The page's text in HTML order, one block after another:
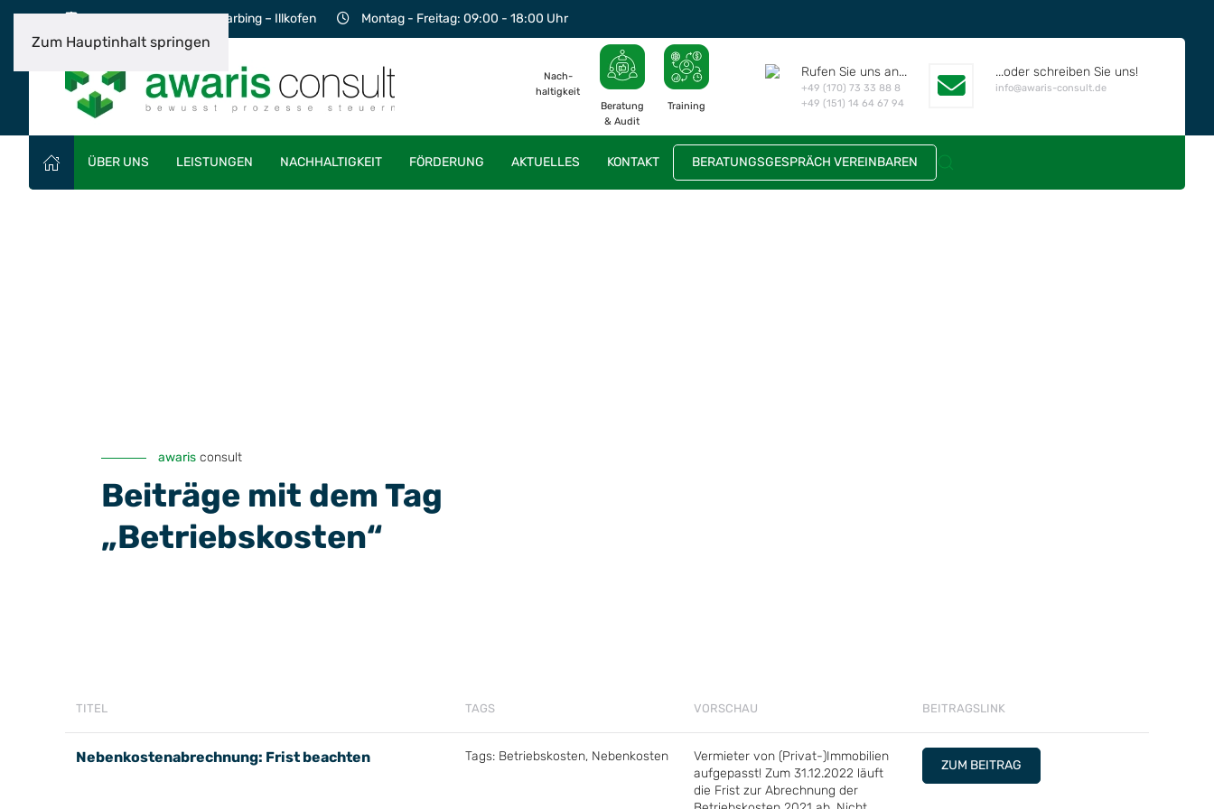
Zum Hauptinhalt springen
Lerchenweg 5, 93092 Barbing – Illkofen Montag - Freitag: 09:00 - 18:00 Uhr
Nach-
haltigkeit
Beratung
& Audit
Training
Rufen Sie uns an...
+49 (170) 73 33 88 8
+49 (151) 14 64 67 94
...oder schreiben Sie uns!
info@awaris-consult.de
ÜBER UNS LEISTUNGEN NACHHALTIGKEIT FÖRDERUNG AKTUELLES KONTAKT BERATUNGSGESPRÄCH VEREINBAREN
awaris consult
Beiträge mit dem Tag
„Betriebskosten“
TITEL TAGS VORSCHAU BEITRAGSLINK
Nebenkostenabrechnung: Frist beachten Tags: Betriebskosten, Nebenkosten
Vermieter von (Privat-)Immobilien
aufgepasst! Zum 31.12.2022 läuft
die Frist zur Abrechnung der
ZUM BEITRAG